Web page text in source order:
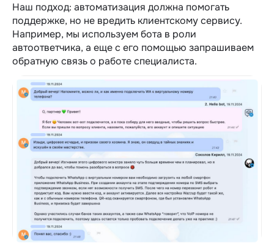
Наш подход: автоматизация должна помогать
поддержке, но не вредить клиентскому сервису.
Например, мы используем бота в роли
автоответчика, а еще с его помощью запрашиваем
обратную связь о работе специалиста.